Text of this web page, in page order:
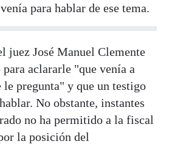
para hablar de ese tema.
juez José Manuel Clemente
aclararle "que venía a
le pregunta" y que un testigo
No obstante, instantes
no ha permitido a la fiscal
la posición del